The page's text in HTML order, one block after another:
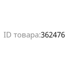
ID товара:362476